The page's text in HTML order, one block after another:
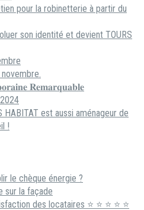
pour la robinetterie à partir du
son identité et devient TOURS
𝐑𝐞𝐦𝐚𝐫𝐪𝐮𝐚𝐛𝐥𝐞
HABITAT est aussi aménageur de
!
le chèque énergie ?
sur la façade
des locataires ⭐ ⭐ ⭐ ⭐ ⭐